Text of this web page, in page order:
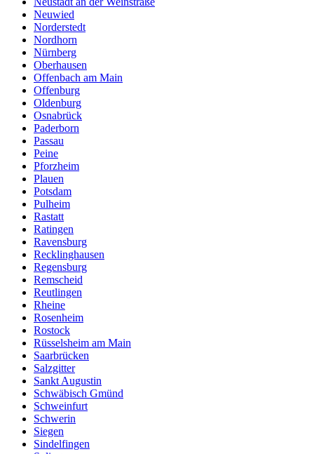
Neuwied
Norderstedt
Nordhorn
Nürnberg
Oberhausen
Offenbach am Main
Offenburg
Oldenburg
Osnabrück
Paderborn
Passau
Peine
Pforzheim
Plauen
Potsdam
Pulheim
Rastatt
Ratingen
Ravensburg
Recklinghausen
Regensburg
Remscheid
Reutlingen
Rheine
Rosenheim
Rostock
Rüsselsheim am Main
Saarbrücken
Salzgitter
Sankt Augustin
Schwäbisch Gmünd
Schweinfurt
Schwerin
Siegen
Sindelfingen